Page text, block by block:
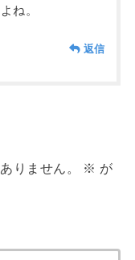
ね。
返信
りません。 ※ が